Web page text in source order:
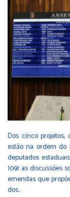
Dos cinco projetos,
estão na ordem do
deputados
(09) as discussões
emendas que
dos…